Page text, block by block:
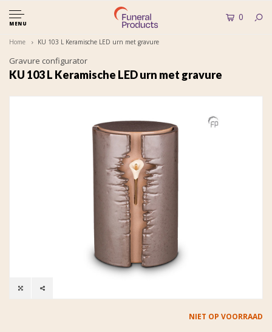
MENU
0
Home KU 103 L Keramische LED urn met gravure
Gravure configurator
KU 103 L Keramische LED urn met gravure
NIET OP VOORRAAD